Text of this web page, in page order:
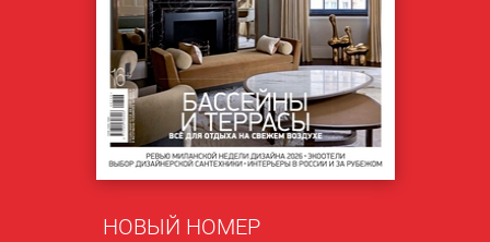
НОВЫЙ НОМЕР